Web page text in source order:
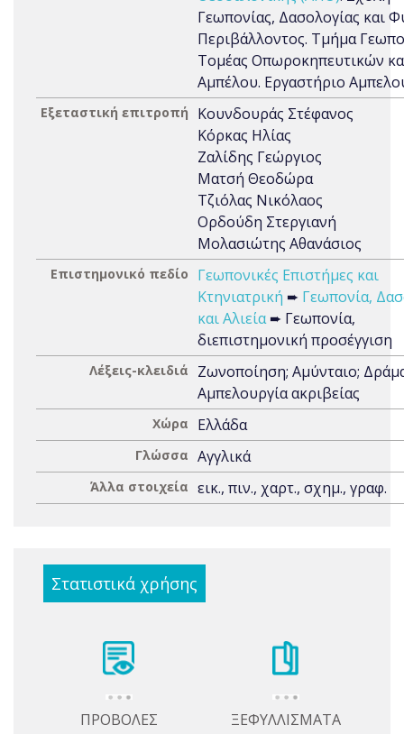
Γεωπονίας, Δασολογίας και
Περιβάλλοντος. Τμήμα
Τομέας Οπωροκηπευτικών
Αμπέλου. Εργαστήριο
Εξεταστική επιτροπή
Κουνδουράς Στέφανος
Κόρκας Ηλίας
Ζαλίδης Γεώργιος
Ματσή Θεοδώρα
Τζιόλας Νικόλαος
Ορδούδη Στεργιανή
Μολασιώτης Αθανάσιος
Επιστημονικό πεδίο
Γεωπονικές Επιστήμες και
Κτηνιατρική ➨ Γεωπονία,
και Αλιεία➨ Γεωπονία,
διεπιστημονική προσέγγιση
Λέξεις-κλειδιά
Ζωνοποίηση; Αμύνταιο;
Αμπελουργία ακριβείας
Χώρα Ελλάδα
Γλώσσα Αγγλικά
Άλλα στοιχεία εικ., πιν., χαρτ., σχημ., γραφ.
Στατιστικά χρήσης
ΠΡΟΒΟΛΕΣ ΞΕΦΥΛΛΙΣΜΑΤΑ